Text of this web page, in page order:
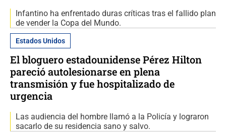
Infantino ha enfrentado duras críticas tras el fallido plan
de vender la Copa del Mundo.
Estados Unidos
El bloguero estadounidense Pérez Hilton
pareció autolesionarse en plena
transmisión y fue hospitalizado de
urgencia
Las audiencia del hombre llamó a la Policía y lograron
sacarlo de su residencia sano y salvo.